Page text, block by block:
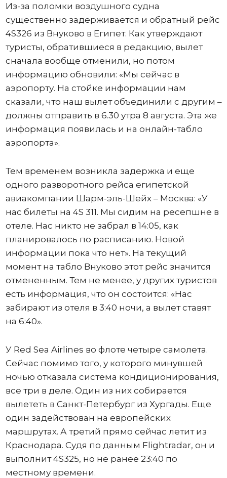
Из-за поломки воздушного судна
существенно задерживается и обратный рейс
4S326 из Внуково в Египет. Как утверждают
туристы, обратившиеся в редакцию, вылет
сначала вообще отменили, но потом
информацию обновили: «Мы сейчас в
аэропорту. На стойке информации нам
сказали, что наш вылет объединили с другим –
должны отправить в 6.30 утра 8 августа. Эта же
информация появилась и на онлайн-табло
аэропорта».
Тем временем возникла задержка и еще
одного разворотного рейса египетской
авиакомпании Шарм-эль-Шейх – Москва: «У
нас билеты на 4S 311. Мы сидим на ресепшне в
отеле. Нас никто не забрал в 14:05, как
планировалось по расписанию. Новой
информации пока что нет». На текущий
момент на табло Внуково этот рейс значится
отмененным. Тем не менее, у других туристов
есть информация, что он состоится: «Нас
забирают из отеля в 3:40 ночи, а вылет ставят
на 6:40».
У Red Sea Airlines во флоте четыре самолета.
Сейчас помимо того, у которого минувшей
ночью отказала система кондиционирования,
все три в деле. Один из них собирается
вылететь в Санкт-Петербург из Хургады. Еще
один задействован на европейских
маршрутах. А третий прямо сейчас летит из
Краснодара. Судя по данным Flightradar, он и
выполнит 4S325, но не ранее 23:40 по
местному времени.